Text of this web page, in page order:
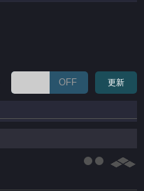
OFF 更新